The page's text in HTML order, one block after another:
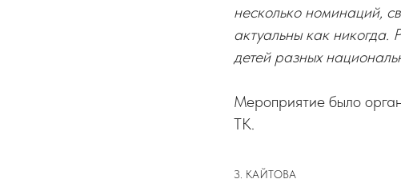
несколько номинаций,
актуальны как никогда.
детей разных
Мероприятие было
ТК.
З. КАЙТОВА